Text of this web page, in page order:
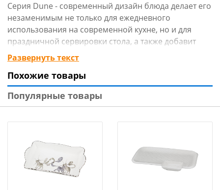
Серия Dune - cовременный дизайн блюда делает его
незаменимым не только для ежедневного
использования на современной кухне, но и для
праздничной сервировки стола, а также добавит
нотку элегантности и изыска в ваш интерьер.
Не рекомендуется использовать в микроволновой
печи и мыть в посудомоечной машине.
Развернуть текст
Похожие товары
Популярные товары